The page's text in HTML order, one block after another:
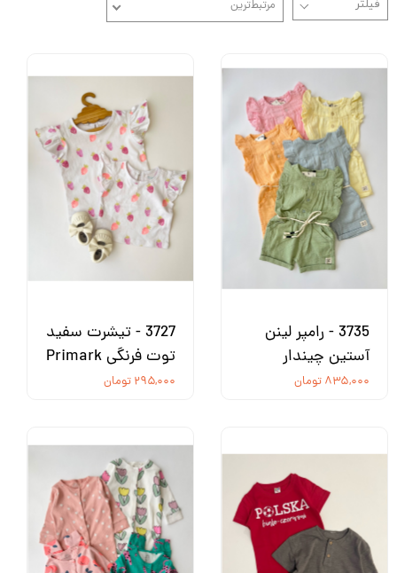
مرتبط‌ترین
3735 - رامپر لینن
آستین چیندار
۸۳۵,۰۰۰ تومان
3727 - تیشرت سفید
توت فرنگی Primark
۲۹۵,۰۰۰ تومان